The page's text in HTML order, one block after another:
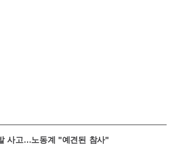
사고…노동계 "예견된 참사"